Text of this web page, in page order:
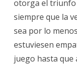
otorga el triunfo
siempre que la
sea por lo
estuviesen
juego hasta que